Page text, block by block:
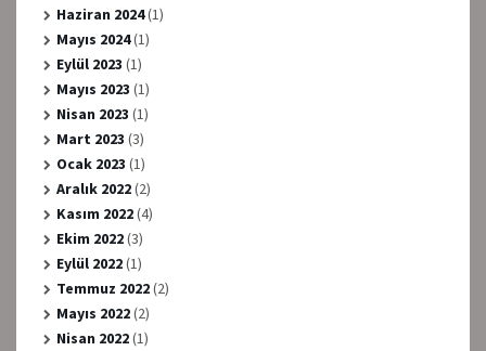
Haziran 2024(1)
Mayıs 2024(1)
Eylül 2023 (1)
Mayıs 2023 (1)
Nisan 2023 (1)
Mart 2023 (3)
Ocak 2023 (1)
Aralık 2022(2)
Kasım 2022(4)
Ekim 2022(3)
Eylül 2022(1)
Temmuz 2022(2)
Mayıs 2022(2)
Nisan 2022(1)